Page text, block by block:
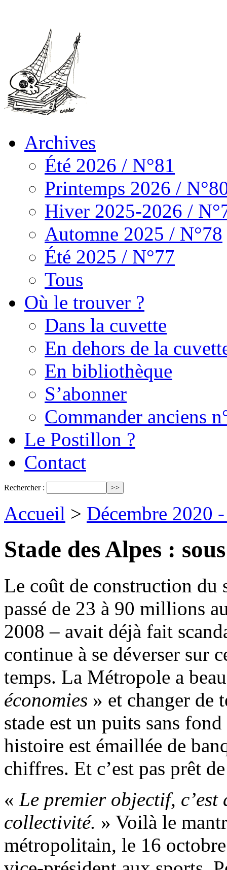
Archives
Été 2026 / N°81
Printemps 2026 /
Hiver 2025-2026 /
Automne 2025 / N°78
Été 2025 / N°77
Tous
Où le trouver ?
Dans la cuvette
En dehors de la
En bibliothèque
S’abonner
Commander anciens
Le Postillon ?
Contact
Rechercher :
Accueil > Décembre 2020
Stade des Alpes :
Le coût de construction du
passé de 23 à 90 millions
2008 – avait déjà fait
continue à se déverser sur
temps. La Métropole a
économies » et changer de
stade est un puits sans
histoire est émaillée de
chiffres. Et c’est pas prêt
« Le premier objectif,
collectivité. » Voilà le
métropolitain, le 16